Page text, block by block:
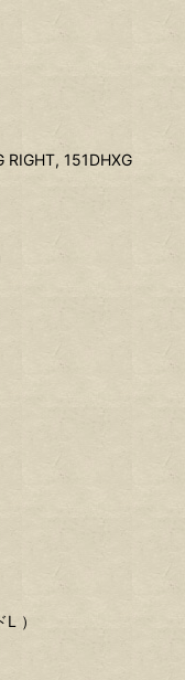
RIGHT, 151DHXG
）